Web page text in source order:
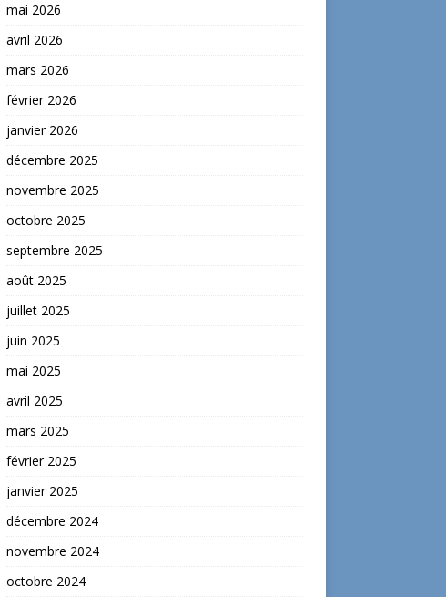
mai 2026
avril 2026
mars 2026
février 2026
janvier 2026
décembre 2025
novembre 2025
octobre 2025
septembre 2025
août 2025
juillet 2025
juin 2025
mai 2025
avril 2025
mars 2025
février 2025
janvier 2025
décembre 2024
novembre 2024
octobre 2024